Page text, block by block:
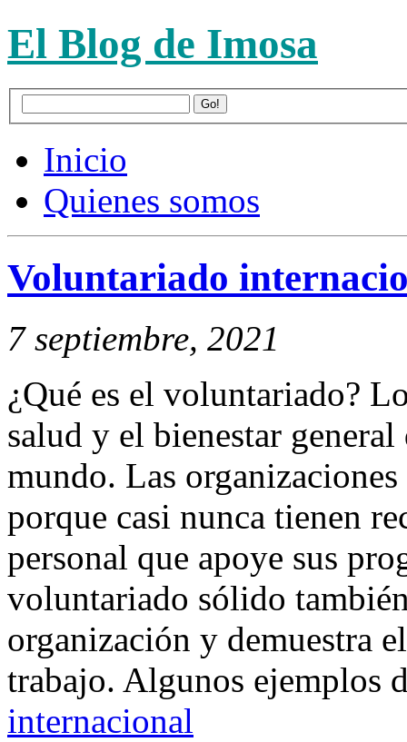
El Blog de Imosa
Inicio
Quienes somos
Voluntariado
7 septiembre, 2021
¿Qué es el voluntariado?
salud y el bienestar
mundo. Las
porque casi nunca tienen
personal que apoye sus
voluntariado sólido
organización y demuestra
trabajo. Algunos ejemplos
internacional